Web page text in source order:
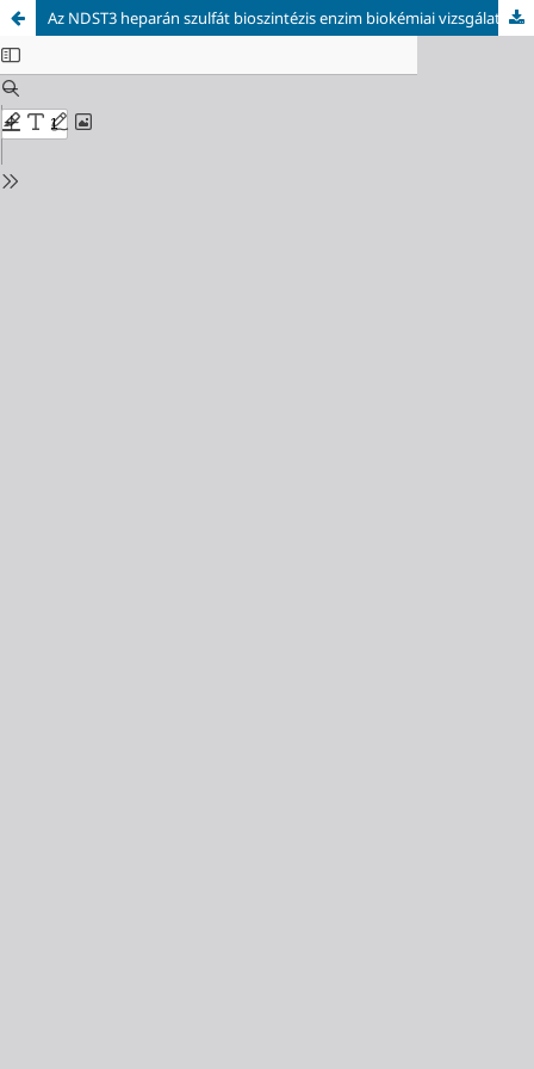
Az NDST3 heparán szulfát bioszintézis enzim biokémiai vizsgálata